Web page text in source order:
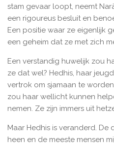
stam gevaar loopt, neemt
een rigoureus besluit en
Een positie waar ze eigenlijk
een geheim dat ze met zich
Een verstandig huwelijk zou
ze dat wel? Hedhis, haar
vertrok om sjamaan te
zou haar wellicht kunnen
nemen. Ze zijn immers uit
Maar Hedhis is veranderd. De
heen en de meeste mensen